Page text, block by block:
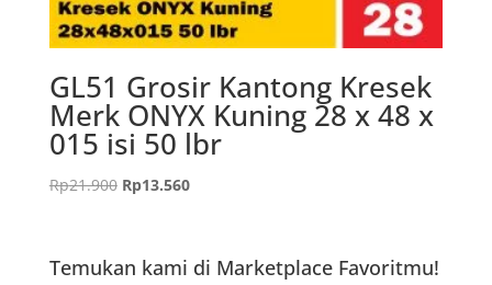
GL51 Grosir Kantong Kresek
Merk ONYX Kuning 28 x 48 x
015 isi 50 lbr
Rp21.900 Harga
Rp21.900.
Rp13.560Harga
adalah:
Temukan kami di Marketplace Favoritmu!